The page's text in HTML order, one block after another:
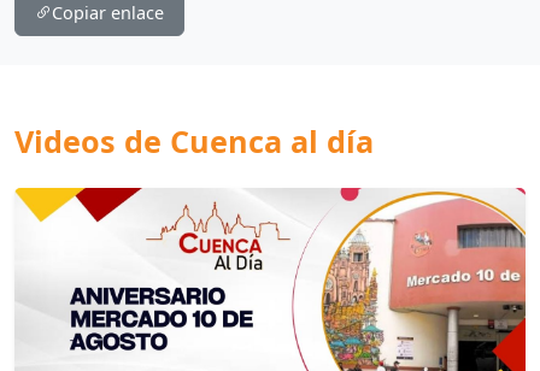
Copiar enlace
Videos de Cuenca al día